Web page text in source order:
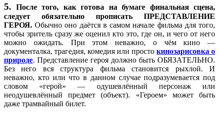
6.
препарат,
после чего
наступает
смерть
персонажа.
это именно прошлое, он это сделал перед
всеми программами и это все объясняет)
после герой все понимает и погибает.
5.
После того, как готова на бумаге финальная сцена,
следует обязательно прописать ПРЕДСТАВЛЕНИЕ
ГЕРОЯ. Обычно оно даётся в самом начале фильма для того,
чтобы зритель сразу же оценил кто это, где он, и чего от него
можно ожидать. При этом неважно, о чём кино —
документалка, трагедия, комедия или просто кинозарисовка о
природе. Представление героя должно быть ОБЯЗАТЕЛЬНО.
Без него вся структура фильма становится рыхлой. И
неважно, кто или что в данном случае подразумевается под
словом «герой» — одушевлённый персонаж или
неодушевлённый предмет (объект). «Героем» может быть
даже трамвайный билет.